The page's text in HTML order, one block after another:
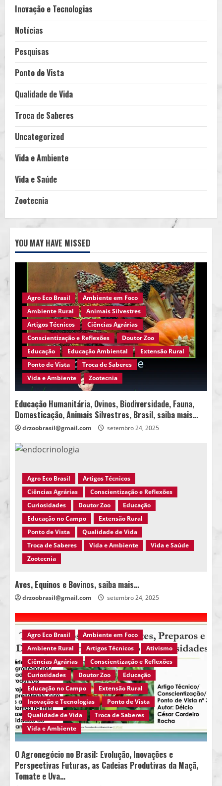
Inovação e Tecnologias
Notícias
Pesquisas
Ponto de Vista
Qualidade de Vida
Troca de Saberes
Uncategorized
Vida e Ambiente
Vida e Saúde
Zootecnia
YOU MAY HAVE MISSED
Agro Eco Brasil
Ambiente em Foco
Ambiente Rural
Animais Silvestres
Artigos Técnicos
Ciências Agrárias
Conscientização e Reflexões
Doutor Zoo
Educação
Educação Ambiental
Extensão Rural
Ponto de Vista
Troca de Saberes
Vida e Ambiente
Zootecnia
Educação Humanitária, Ovinos, Biodiversidade, Fauna,
Domesticação, Animais Silvestres, Brasil, saiba mais…
drzoobrasil@gmail.com setembro 24, 2025
Agro Eco Brasil
Artigos Técnicos
Ciências Agrárias
Conscientização e Reflexões
Curiosidades
Doutor Zoo
Educação
Educação no Campo
Extensão Rural
Ponto de Vista
Qualidade de Vida
Troca de Saberes
Vida e Ambiente
Vida e Saúde
Zootecnia
Aves, Equinos e Bovinos, saiba mais…
drzoobrasil@gmail.com setembro 24, 2025
Agro Eco Brasil
Ambiente em Foco
Ambiente Rural
Artigos Técnicos
Ativismo
Ciências Agrárias
Conscientização e Reflexões
Curiosidades
Doutor Zoo
Educação
Educação no Campo
Extensão Rural
Inovação e Tecnologias
Ponto de Vista
Qualidade de Vida
Troca de Saberes
Vida e Ambiente
O Agronegócio no Brasil: Evolução, Inovações e
Perspectivas Futuras, as Cadeias Produtivas da Maçã,
Tomate e Uva…